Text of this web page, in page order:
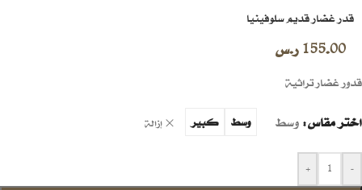
قدر غضار قديم سلوفينيا
155.00 ر.س
قدور غضار تراثية
اختر مقاس وسط وسط كبير إزالة
-
+